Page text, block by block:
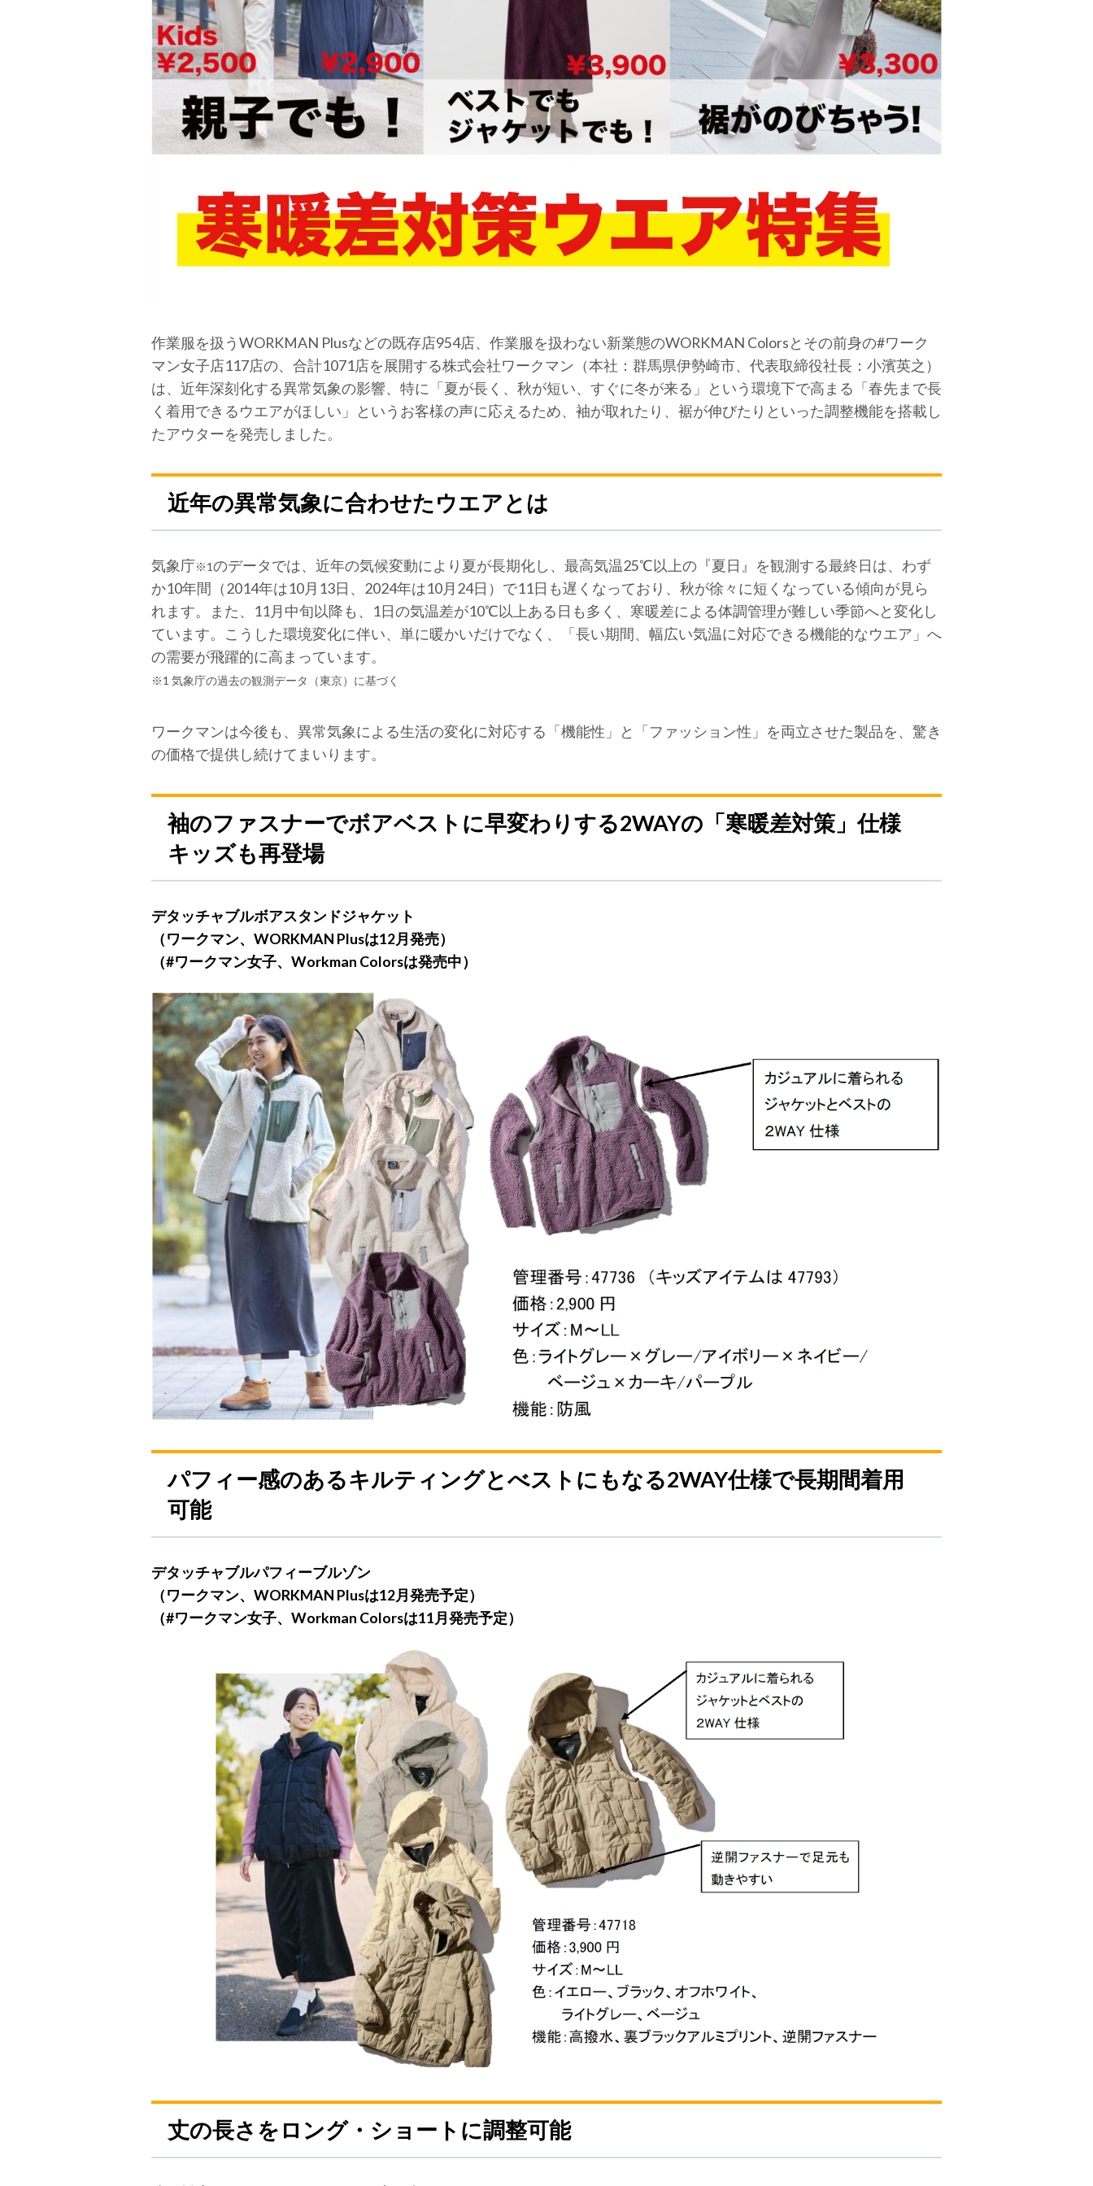
作業服を扱うWORKMAN Plusなどの既存店954店、作業服を扱わない新業態のWORKMAN Colorsとその前身の#ワーク
マン女子店117店の、合計1071店を展開する株式会社ワークマン（本社：群馬県伊勢崎市、代表取締役社長：小濱英之）
は、近年深刻化する異常気象の影響、特に「夏が長く、秋が短い、すぐに冬が来る」という環境下で高まる「春先まで長
く着用できるウエアがほしい」というお客様の声に応えるため、袖が取れたり、裾が伸びたりといった調整機能を搭載し
たアウターを発売しました。
近年の異常気象に合わせたウエアとは
気象庁※1のデータでは、近年の気候変動により夏が長期化し、最高気温25℃以上の『夏日』を観測する最終日は、わず
か10年間（2014年は10月13日、2024年は10月24日）で11日も遅くなっており、秋が徐々に短くなっている傾向が見ら
れます。また、11月中旬以降も、1日の気温差が10℃以上ある日も多く、寒暖差による体調管理が難しい季節へと変化し
ています。こうした環境変化に伴い、単に暖かいだけでなく、「長い期間、幅広い気温に対応できる機能的なウエア」へ
の需要が飛躍的に高まっています。
※1 気象庁の過去の観測データ（東京）に基づく
ワークマンは今後も、異常気象による生活の変化に対応する「機能性」と「ファッション性」を両立させた製品を、驚き
の価格で提供し続けてまいります。
袖のファスナーでボアベストに早変わりする2WAYの「寒暖差対策」仕様
キッズも再登場
デタッチャブルボアスタンドジャケット
（ワークマン、WORKMAN Plusは12月発売）
（#ワークマン女子、Workman Colorsは発売中）
パフィー感のあるキルティングとべストにもなる2WAY仕様で長期間着用
可能
デタッチャブルパフィーブルゾン
（ワークマン、WORKMAN Plusは12月発売予定）
（#ワークマン女子、Workman Colorsは11月発売予定）
丈の長さをロング・ショートに調整可能